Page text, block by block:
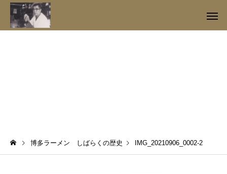
博多ラーメン しばらくの歴史 IMG_20210906_0002-2